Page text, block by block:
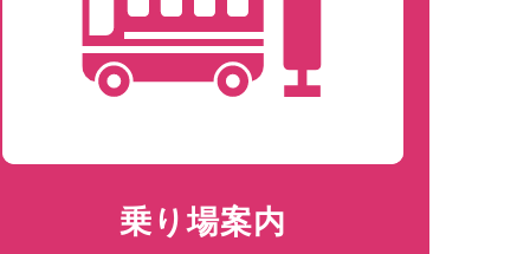
乗り場案内